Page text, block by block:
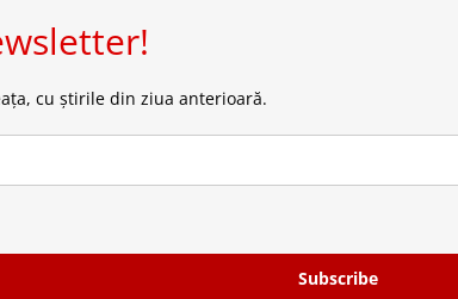
cu știrile din ziua anterioară.
Subscribe